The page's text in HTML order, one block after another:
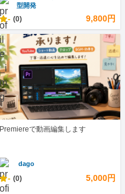
型開発
- (0) 9,800円
Premiereで動画編集します
dago
- (0) 5,000円